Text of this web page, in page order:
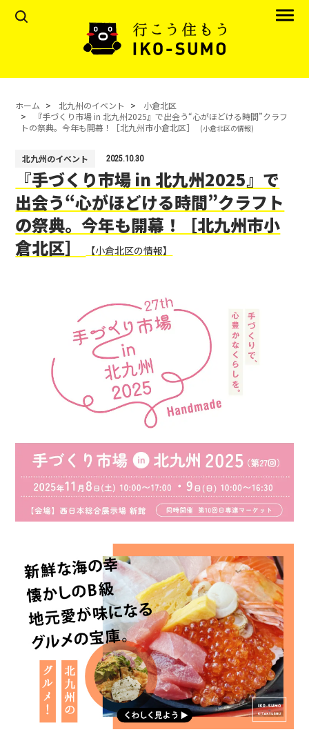
ホーム 北九州のイベント
小倉北区
『手づくり市場 in 北九州2025』で出会う“心がほどける時間”クラフ
トの祭典。今年も開幕！［北九州市小倉北区］
(小倉北区の情報)
北九州のイベント 2025.10.30
『手づくり市場 in 北九州2025』で
出会う“心がほどける時間”クラフト
の祭典。今年も開幕！［北九州市小
倉北区］
【小倉北区の情報】